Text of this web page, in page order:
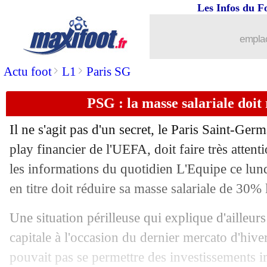
Actu foot> L1 > Paris SG
Les Infos du
PSG : la masse salariale
Il ne s'agit pas d'un secret, le Paris Saint-
play financier de l'UEFA, doit faire très
les informations du quotidien L'Equipe ce
en titre doit réduire sa masse salariale de
Une situation périlleuse qui explique
capitale à l'occasion du dernier mercato
pouvait pas se permettre des
VIDEO : Lens allume la VAR avec
06/02 OM: Nice, Lopez s'excuse auprès
06/02 Man City: la réaction du club
06/02 Konyaspor: l'option Isco
06/02 Milan : Leão remplaçant, Pioli ne
06/02 Lyon: Sonny Anderson bientôt
06/02 VIDEO : Conte félicite Kane pour